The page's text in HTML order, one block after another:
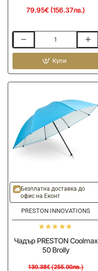
79.95€ (156.37лв.)
NYTRO
One
Match
Купи
-15%
Безплатна доставка до
офис на Еконт
PRESTON INNOVATIONS
Чадър PRESTON Coolmax
50 Brolly
130.38€ (255.00лв.)